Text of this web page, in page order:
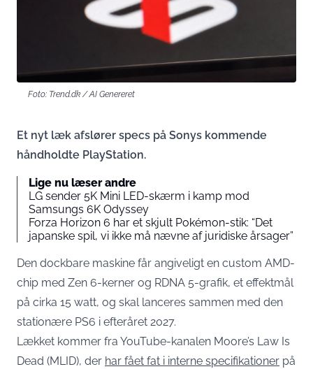
Foto: Trend.dk / AI Genereret
Et nyt læk afslører specs på Sonys kommende
håndholdte PlayStation.
Lige nu læser andre
LG sender 5K Mini LED-skærm i kamp mod
Samsungs 6K Odyssey
Forza Horizon 6 har et skjult Pokémon-stik: “Det
japanske spil, vi ikke må nævne af juridiske årsager”
Den dockbare maskine får angiveligt en custom AMD-
chip med Zen 6-kerner og RDNA 5-grafik, et effektmål
på cirka 15 watt, og skal lanceres sammen med den
stationære PS6 i efteråret 2027.
Lækket kommer fra YouTube-kanalen Moore’s Law Is
Dead (MLID), der har fået fat i interne specifikationer på